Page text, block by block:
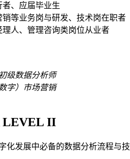
、应届毕业生
销等业务岗与研发、技术岗在职者
人、管理咨询类岗位从业者
级数据分析师
字）市场营销
LEVEL II
化发展中必备的数据分析流程与